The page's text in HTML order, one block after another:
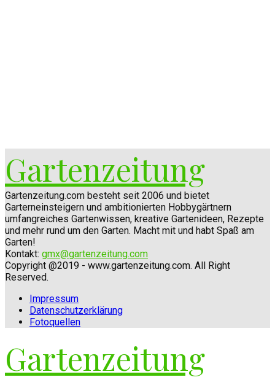
Gartenzeitung
Gartenzeitung.com besteht seit 2006 und bietet
Garterneinsteigern und ambitionierten Hobbygärtnern
umfangreiches Gartenwissen, kreative Gartenideen, Rezepte
und mehr rund um den Garten. Macht mit und habt Spaß am
Garten!
Kontakt: gmx@gartenzeitung.com
Copyright @2019 - www.gartenzeitung.com. All Right
Reserved.
Impressum
Datenschutzerklärung
Fotoquellen
Gartenzeitung